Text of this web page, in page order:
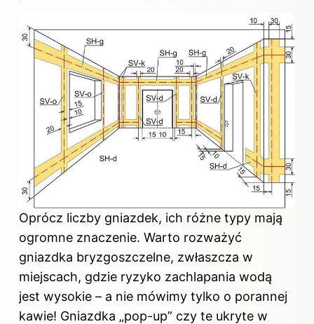
Oprócz liczby gniazdek, ich różne typy mają
ogromne znaczenie. Warto rozważyć
gniazdka bryzgoszczelne, zwłaszcza w
miejscach, gdzie ryzyko zachlapania wodą
jest wysokie – a nie mówimy tylko o porannej
kawie! Gniazdka „pop-up” czy te ukryte w